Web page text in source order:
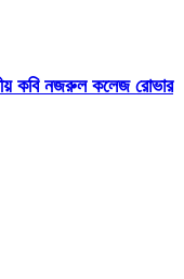
কবি নজরুল কলেজ রোভার